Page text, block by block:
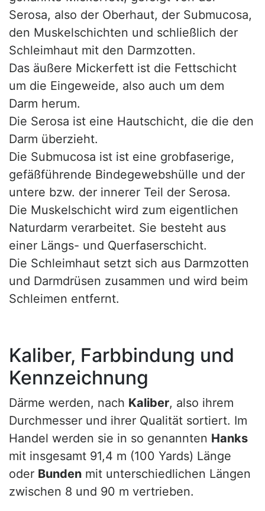
Serosa, also der Oberhaut, der Submucosa,
den Muskelschichten und schließlich der
Schleimhaut mit den Darmzotten.
Das äußere Mickerfett ist die Fettschicht
um die Eingeweide, also auch um dem
Darm herum.
Die Serosa ist eine Hautschicht, die die den
Darm überzieht.
Die Submucosa ist ist eine grobfaserige,
gefäßführende Bindegewebshülle und der
untere bzw. der innerer Teil der Serosa.
Die Muskelschicht wird zum eigentlichen
Naturdarm verarbeitet. Sie besteht aus
einer Längs- und Querfaserschicht.
Die Schleimhaut setzt sich aus Darmzotten
und Darmdrüsen zusammen und wird beim
Schleimen entfernt.
Kaliber, Farbbindung und
Kennzeichnung
Därme werden, nach Kaliber, also ihrem
Durchmesser und ihrer Qualität sortiert. Im
Handel werden sie in so genannten Hanks
mit insgesamt 91,4 m (100 Yards) Länge
oder Bunden mit unterschiedlichen Längen
zwischen 8 und 90 m vertrieben.